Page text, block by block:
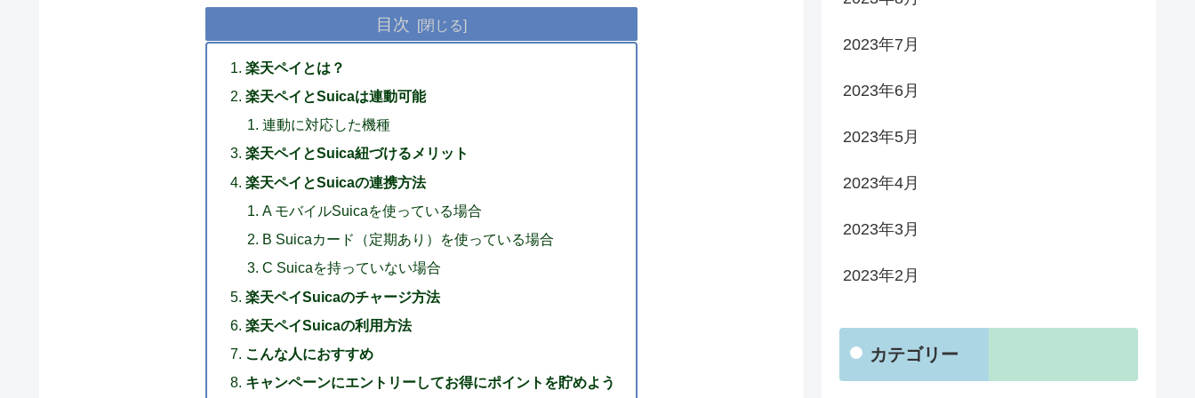
目次
楽天ペイとは？
楽天ペイとSuicaは連動可能
連動に対応した機種
楽天ペイとSuica紐づけるメリット
楽天ペイとSuicaの連携方法
A モバイルSuicaを使っている場合
B Suicaカード（定期あり）を使っている場合
C Suicaを持っていない場合
楽天ペイSuicaのチャージ方法
楽天ペイSuicaの利用方法
こんな人におすすめ
キャンペーンにエントリーしてお得にポイントを貯めよう
2023年7月
2023年6月
2023年5月
2023年4月
2023年3月
2023年2月
カテゴリー